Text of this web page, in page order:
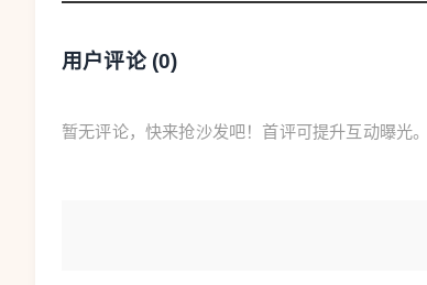
恢复得这么好。”
“每一台手术做下来，不管大小，我
用户评论 (0)
暂无评论，快来抢沙发吧！首评可提升互动曝光。